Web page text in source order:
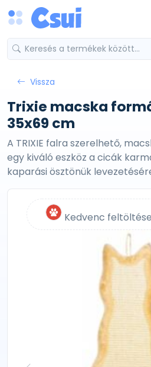
Vissza
Trixie macska
35x69 cm
A TRIXIE falra szerelhető,
egy kiváló eszköz a cicák
kaparási ösztönük
Kedvenc feltöltése